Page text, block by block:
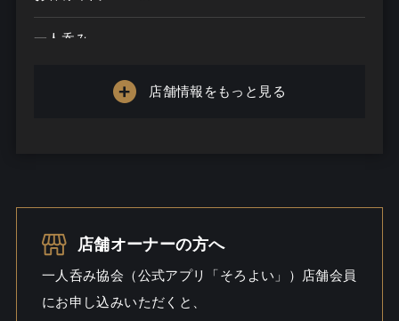
一人呑み
一人呑み
店舗情報をもっと見る
店舗オーナーの方へ
一人呑み協会（公式アプリ「そろよい」）店舗会員
にお申し込みいただくと、